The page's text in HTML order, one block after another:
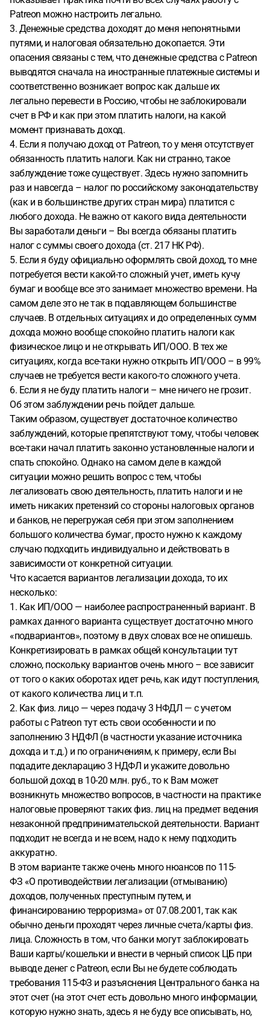
Patreon можно настроить легально.
3. Денежные средства доходят до меня непонятными
путями, и налоговая обязательно докопается. Эти
опасения связаны с тем, что денежные средства с Patreon
выводятся сначала на иностранные платежные системы и
соответственно возникает вопрос как дальше их
легально перевести в Россию, чтобы не заблокировали
счет в РФ и как при этом платить налоги, на какой
момент признавать доход.
4. Если я получаю доход от Patreon, то у меня отсутствует
обязанность платить налоги. Как ни странно, такое
заблуждение тоже существует. Здесь нужно запомнить
раз и навсегда – налог по российскому законодательству
(как и в большинстве других стран мира) платится с
любого дохода. Не важно от какого вида деятельности
Вы заработали деньги – Вы всегда обязаны платить
налог с суммы своего дохода (ст. 217 НК РФ).
5. Если я буду официально оформлять свой доход, то мне
потребуется вести какой-то сложный учет, иметь кучу
бумаг и вообще все это занимает множество времени. На
самом деле это не так в подавляющем большинстве
случаев. В отдельных ситуациях и до определенных сумм
дохода можно вообще спокойно платить налоги как
физическое лицо и не открывать ИП/ООО. В тех же
ситуациях, когда все-таки нужно открыть ИП/ООО – в 99%
случаев не требуется вести какого-то сложного учета.
6. Если я не буду платить налоги – мне ничего не грозит.
Об этом заблуждении речь пойдет дальше.
Таким образом, существует достаточное количество
заблуждений, которые препятствуют тому, чтобы человек
все-таки начал платить законно установленные налоги и
спать спокойно. Однако на самом деле в каждой
ситуации можно решить вопрос с тем, чтобы
легализовать свою деятельность, платить налоги и не
иметь никаких претензий со стороны налоговых органов
и банков, не перегружая себя при этом заполнением
большого количества бумаг, просто нужно к каждому
случаю подходить индивидуально и действовать в
зависимости от конкретной ситуации.
Что касается вариантов легализации дохода, то их
несколько:
1. Как ИП/ООО — наиболее распространенный вариант. В
рамках данного варианта существует достаточно много
«подвариантов», поэтому в двух словах все не опишешь.
Конкретизировать в рамках общей консультации тут
сложно, поскольку вариантов очень много – все зависит
от того о каких оборотах идет речь, как идут поступления,
от какого количества лиц и т.п.
2. Как физ. лицо — через подачу 3 НФДЛ — с учетом
работы c Patreon тут есть свои особенности и по
заполнению 3 НДФЛ (в частности указание источника
дохода и т.д.) и по ограничениям, к примеру, если Вы
подадите декларацию 3 НДФЛ и укажите довольно
большой доход в 10-20 млн. руб., то к Вам может
возникнуть множество вопросов, в частности на практике
налоговые проверяют таких физ. лиц на предмет ведения
незаконной предпринимательской деятельности. Вариант
подходит не всегда и не всем, надо к нему подходить
аккуратно.
В этом варианте также очень много нюансов по 115-
ФЗ «О противодействии легализации (отмыванию)
доходов, полученных преступным путем, и
финансированию терроризма» от 07.08.2001, так как
обычно деньги проходят через личные счета/карты физ.
лица. Сложность в том, что банки могут заблокировать
Ваши карты/кошельки и внести в черный список ЦБ при
выводе денег с Patreon, если Вы не будете соблюдать
требования 115-ФЗ и разъяснения Центрального банка на
этот счет (на этот счет есть довольно много информации,
которую нужно знать, здесь я не буду все описывать, но,